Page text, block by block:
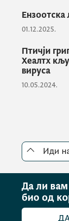
контакта
-
фарму;
детаљно
изврше
сљедећег
Ензоотска
01.12.2025.
Птичји
Хеалтх
вируса
10.05.2024.
Иди
Да ли вам
био од